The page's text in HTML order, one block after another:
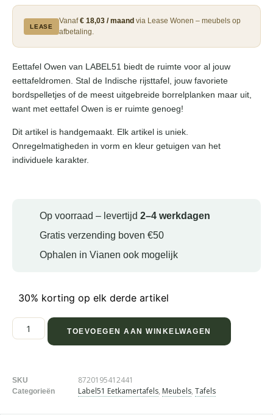
LEASE
Vanaf€ 18,03 / maand via Lease Wonen – meubels op
afbetaling.
Eettafel Owen van LABEL51 biedt de ruimte voor al jouw
eettafeldromen. Stal de Indische rijsttafel, jouw favoriete
bordspelletjes of de meest uitgebreide borrelplanken maar uit,
want met eettafel Owen is er ruimte genoeg!
Dit artikel is handgemaakt. Elk artikel is uniek.
Onregelmatigheden in vorm en kleur getuigen van het
individuele karakter.
Op voorraad – levertijd 2–4 werkdagen
Gratis verzending boven €50
Ophalen in Vianen ook mogelijk
30% korting op elk derde artikel
TOEVOEGEN AAN WINKELWAGEN
SKU 8720195412441
Categorieën Label51 Eetkamertafels, Meubels, Tafels